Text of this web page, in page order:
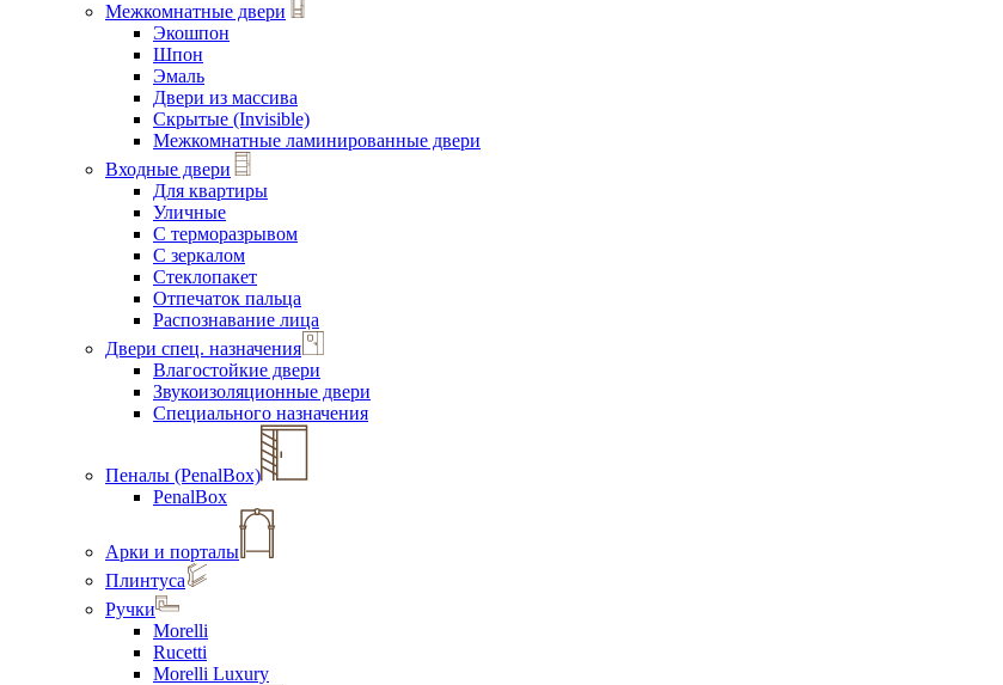
Межкомнатные двери
Экошпон
Шпон
Эмаль
Двери из массива
Скрытые (Invisible)
Межкомнатные ламинированные двери
Входные двери
Для квартиры
Уличные
С терморазрывом
С зеркалом
Стеклопакет
Отпечаток пальца
Распознавание лица
Двери спец. назначения
Влагостойкие двери
Звукоизоляционные двери
Специального назначения
Пеналы (PenalBox)
PenalBox
Арки и порталы
Плинтуса
Ручки
Morelli
Rucetti
Morelli Luxury